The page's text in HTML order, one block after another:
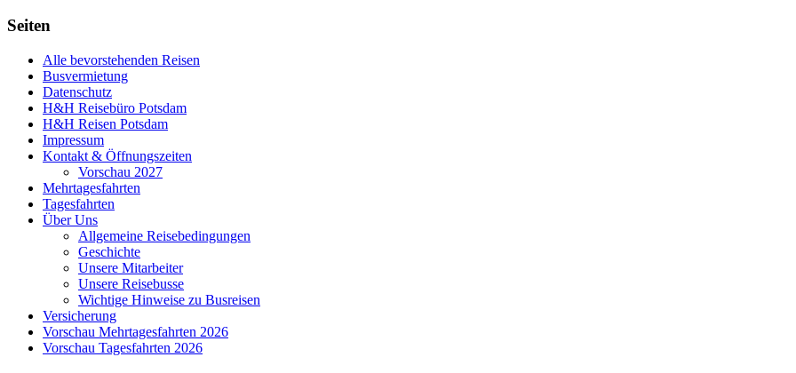
Seiten
Alle bevorstehenden Reisen
Busvermietung
Datenschutz
H&H Reisebüro Potsdam
H&H Reisen Potsdam
Impressum
Kontakt & Öffnungszeiten
Vorschau 2027
Mehrtagesfahrten
Tagesfahrten
Über Uns
Allgemeine Reisebedingungen
Geschichte
Unsere Mitarbeiter
Unsere Reisebusse
Wichtige Hinweise zu Busreisen
Versicherung
Vorschau Mehrtagesfahrten 2026
Vorschau Tagesfahrten 2026